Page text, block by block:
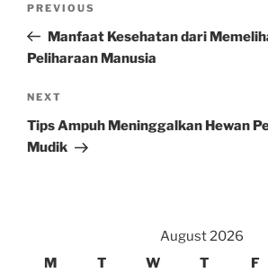
Previous
Post
PREVIOUS
Manfaat Kesehatan dari
Peliharaan Manusia
Next
Post
NEXT
Tips Ampuh Meninggalkan Hewan
Mudik
August 2026
M
T W T F